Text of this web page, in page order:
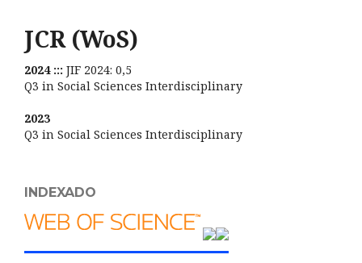
JCR (WoS)
2024 ::: JIF 2024: 0,5
Q3 in Social Sciences Interdisciplinary
2023
Q3 in Social Sciences Interdisciplinary
INDEXADO